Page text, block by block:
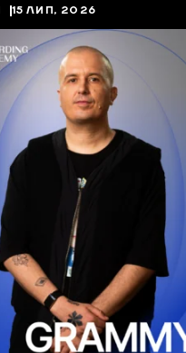
15 ЛИП, 2026